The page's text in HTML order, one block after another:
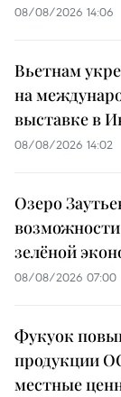
08/08/2026 14:06
Вьетнам
на
выставке в
08/08/2026 14:02
Озеро
зелёной
08/08/2026 07:00
Фукуок
продукции
местные